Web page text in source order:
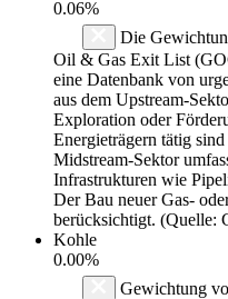
0.06%
Die
Oil & Gas Exit List
eine Datenbank von
aus dem Upstream-
Exploration oder
Energieträgern tätig
Midstream-Sektor
Infrastrukturen wie
Der Bau neuer Gas-
berücksichtigt. (Quelle:
Kohle
0.00%
Gewichtung